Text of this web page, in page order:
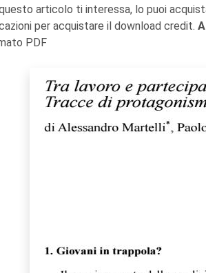
articolo ti interessa, lo puoi
per acquistare il download credit.
PDF